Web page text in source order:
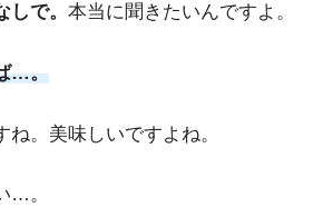
しで。 本当に聞きたいんですよ。
…。
ね。美味しいですよね。
…。